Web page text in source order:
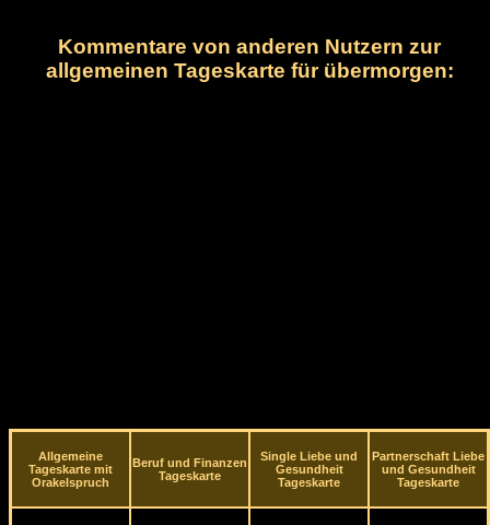
Kommentare von anderen Nutzern zur
allgemeinen Tageskarte für übermorgen:
Allgemeine
Tageskarte mit
Orakelspruch
Beruf und Finanzen
Tageskarte
Single Liebe und
Gesundheit
Tageskarte
Partnerschaft Liebe
und Gesundheit
Tageskarte